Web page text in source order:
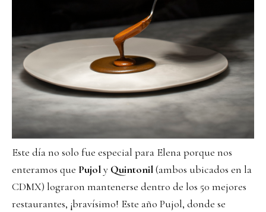
Este día no solo fue especial para Elena porque nos
enteramos que PujolyQuintonil(ambos ubicados en la
CDMX) lograron mantenerse dentro de los 50 mejores
restaurantes, ¡bravísimo! Este año Pujol, donde se